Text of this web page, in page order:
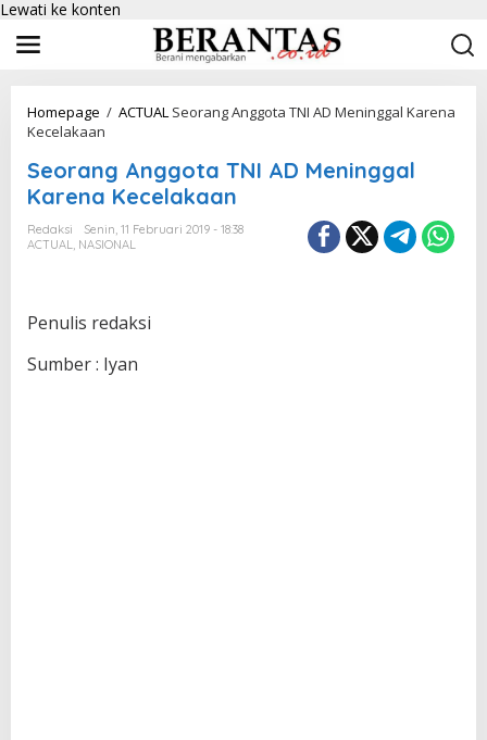
Lewati ke konten
Homepage / ACTUAL Seorang Anggota TNI AD Meninggal Karena
Kecelakaan
Seorang Anggota TNI AD Meninggal
Karena Kecelakaan
Redaksi
Senin, 11 Februari 2019 - 18:38
ACTUAL, NASIONAL
Penulis redaksi
Sumber : Iyan